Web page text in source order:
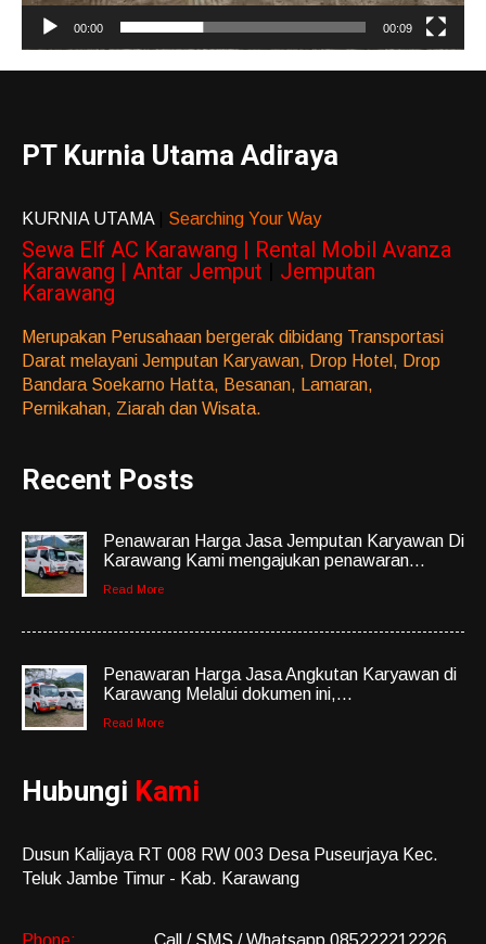
00:00 00:09
PT Kurnia Utama Adiraya
KURNIA UTAMA Searching Your Way
Sewa Elf AC Karawang | Rental Mobil Avanza
Karawang | Antar Jemput
Jemputan
Karawang
Merupakan Perusahaan bergerak dibidang Transportasi
Darat melayani Jemputan Karyawan, Drop Hotel, Drop
Bandara Soekarno Hatta, Besanan, Lamaran,
Pernikahan, Ziarah dan Wisata.
Recent Posts
Penawaran Harga Jasa Jemputan Karyawan Di
Karawang Kami mengajukan penawaran...
Read More
Penawaran Harga Jasa Angkutan Karyawan di
Karawang Melalui dokumen ini,...
Read More
Hubungi Kami
Dusun Kalijaya RT 008 RW 003 Desa Puseurjaya Kec.
Teluk Jambe Timur - Kab. Karawang
Phone: Call / SMS / Whatsapp 085222212226